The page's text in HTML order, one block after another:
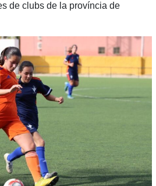
de clubs de la província de